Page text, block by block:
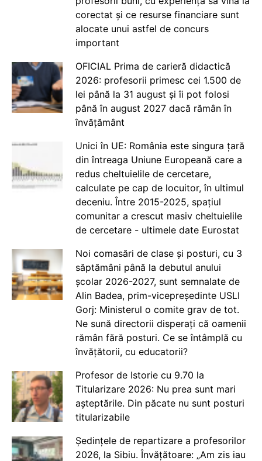
corectat și ce resurse financiare sunt
alocate unui astfel de concurs
important
OFICIAL Prima de carieră didactică
2026: profesorii primesc cei 1.500 de
lei până la 31 august și îi pot folosi
până în august 2027 dacă rămân în
învățământ
Unici în UE: România este singura țară
din întreaga Uniune Europeană care a
redus cheltuielile de cercetare,
calculate pe cap de locuitor, în ultimul
deceniu. Între 2015-2025, spațiul
comunitar a crescut masiv cheltuielile
de cercetare - ultimele date Eurostat
Noi comasări de clase și posturi, cu 3
săptămâni până la debutul anului
școlar 2026-2027, sunt semnalate de
Alin Badea, prim-vicepreședinte USLI
Gorj: Ministerul o comite grav de tot.
Ne sună directorii disperați că oamenii
rămân fără posturi. Ce se întâmplă cu
învățătorii, cu educatorii?
Profesor de Istorie cu 9.70 la
Titularizare 2026: Nu prea sunt mari
așteptările. Din păcate nu sunt posturi
titularizabile
Ședințele de repartizare a profesorilor
2026, la Sibiu. Învățătoare: „Am zis iau